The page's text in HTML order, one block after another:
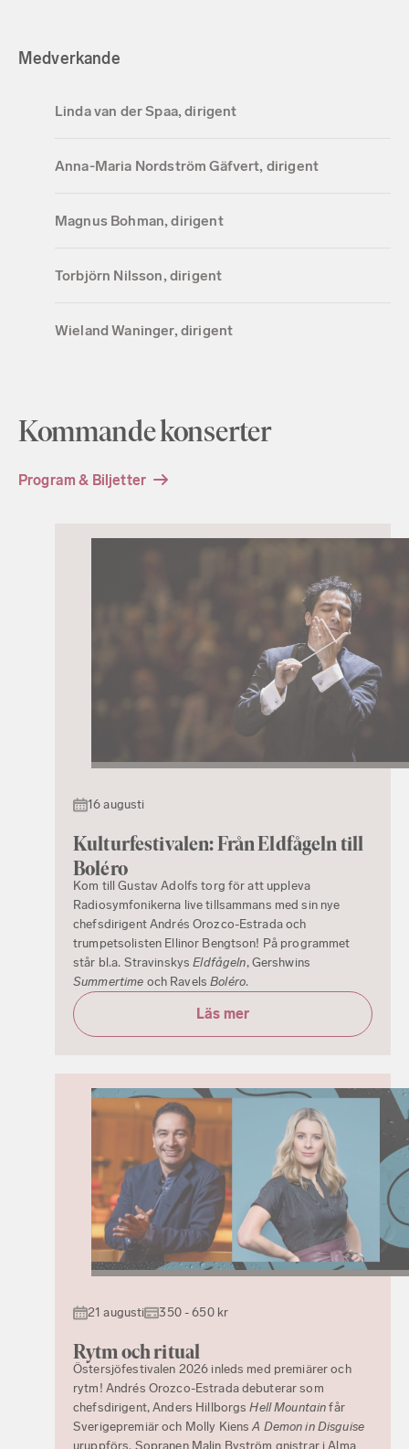
Medverkande
Linda van der Spaa, dirigent
Anna-Maria Nordström Gäfvert, dirigent
Magnus Bohman, dirigent
Torbjörn Nilsson, dirigent
Wieland Waninger, dirigent
Kommande konserter
Program & Biljetter
16 augusti
Kulturfestivalen: Från Eldfågeln till
Boléro
Kom till Gustav Adolfs torg för att uppleva
Radiosymfonikerna live tillsammans med sin nye
chefsdirigent Andrés Orozco-Estrada och
trumpetsolisten Ellinor Bengtson! På programmet
står bl.a. StravinskysEldfågeln, Gershwins
Summertime och RavelsBoléro.
Läs mer
21 augusti 350 - 650 kr
Rytm och ritual
Östersjöfestivalen 2026 inleds med premiärer och
rytm! Andrés Orozco-Estrada debuterar som
chefsdirigent, Anders HillborgsHell Mountainfår
Sverigepremiär och Molly KiensA Demon in Disguise